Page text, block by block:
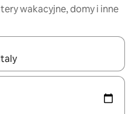
wakacyjne, domy i inne
poruszać się po nich za